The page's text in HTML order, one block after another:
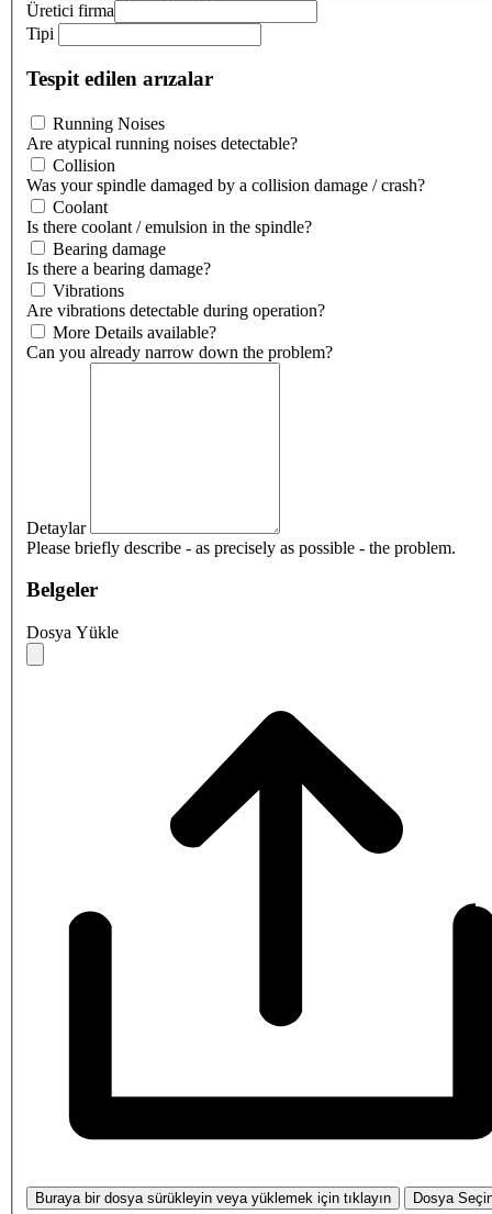
Üretici firma
Tipi
Tespit edilen arızalar
Running Noises
Are atypical running noises detectable?
Collision
Was your spindle damaged by a collision damage / crash?
Coolant
Is there coolant / emulsion in the spindle?
Bearing damage
Is there a bearing damage?
Vibrations
Are vibrations detectable during operation?
More Details available?
Can you already narrow down the problem?
Detaylar
Please briefly describe - as precisely as possible - the problem.
Belgeler
Dosya Yükle
Buraya bir dosya sürükleyin veya yüklemek için tıklayın Dosya